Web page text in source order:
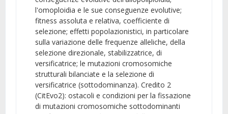
l'omoploidia e le sue conseguenze evolutive;
fitness assoluta e relativa, coefficiente di
selezione; effetti popolazionistici, in particolare
sulla variazione delle frequenze alleliche, della
selezione direzionale, stabilizzatrice, di
versificatrice; le mutazioni cromosomiche
strutturali bilanciate e la selezione di
versificatrice (sottodominanza). Credito 2
(CitEvo2): ostacoli e condizioni per la fissazione
di mutazioni cromosomiche sottodominanti